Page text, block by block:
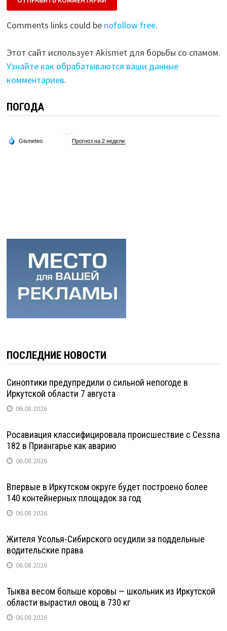
Comments links could be nofollow free.
Этот сайт использует Akismet для борьбы со спамом.
Узнайте как обрабатываются ваши данные
комментариев.
ПОГОДА
ПОСЛЕДНИЕ НОВОСТИ
Синоптики предупредили о сильной непогоде в
Иркутской области 7 августа
06.08.2026
Росавиация классифицировала происшествие с Cessna
182 в Приангарье как аварию
06.08.2026
Впервые в Иркутском округе будет построено более
140 контейнерных площадок за год
06.08.2026
Жителя Усолья-Сибирского осудили за поддельные
водительские права
06.08.2026
Тыква весом больше коровы — школьник из Иркутской
области вырастил овощ в 730 кг
06.08.2026